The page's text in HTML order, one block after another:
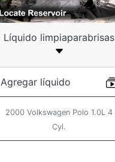
Líquido limpiaparabrisas
Agregar líquido
2000 Volkswagen Polo 1.0L 4
Cyl.